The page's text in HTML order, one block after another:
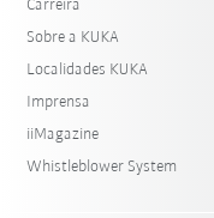
Carreira
Sobre a KUKA
Localidades KUKA
Imprensa
iiMagazine
Whistleblower System